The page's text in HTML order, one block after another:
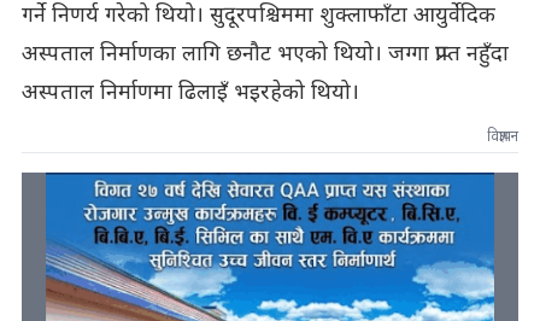
गर्ने निणर्य गरेको थियो। सुदूरपश्चिममा शुक्लाफाँटा आयुर्वेदिक
अस्पताल निर्माणका लागि छनौट भएको थियो। जग्गा प्राप्त नहुँदा
अस्पताल निर्माणमा ढिलाइँ भइरहेको थियो।
विज्ञापन